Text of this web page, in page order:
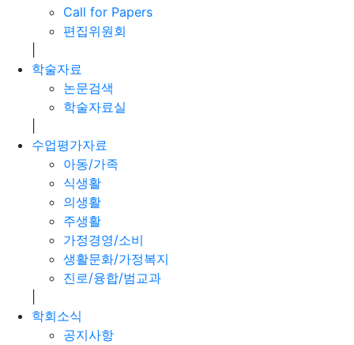
Call for Papers
편집위원회
학술자료
논문검색
학술자료실
수업평가자료
아동/가족
식생활
의생활
주생활
가정경영/소비
생활문화/가정복지
진로/융합/범교과
학회소식
공지사항